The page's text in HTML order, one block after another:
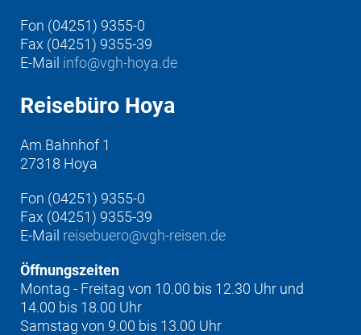
Fon (04251) 9355-0
Fax (04251) 9355-39
E-Mail info@vgh-hoya.de
Reisebüro Hoya
Am Bahnhof 1
27318 Hoya
Fon (04251) 9355-0
Fax (04251) 9355-39
E-Mail reisebuero@vgh-reisen.de
Öffnungszeiten
Montag - Freitag von 10.00 bis 12.30 Uhr und
14.00 bis 18.00 Uhr
Samstag von 9.00 bis 13.00 Uhr